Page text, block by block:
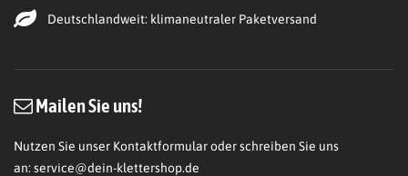
Deutschlandweit: klimaneutraler Paketversand
Mailen Sie uns!
Nutzen Sie unser Kontaktformular oder schreiben Sie uns
an: service@dein-klettershop.de